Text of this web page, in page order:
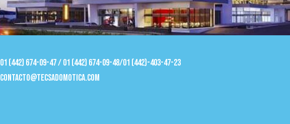
01 (442) 674-09-47 / 01 (442) 674-09-48/01 (442)-403-47-23
contacto@tecsadomotica.com